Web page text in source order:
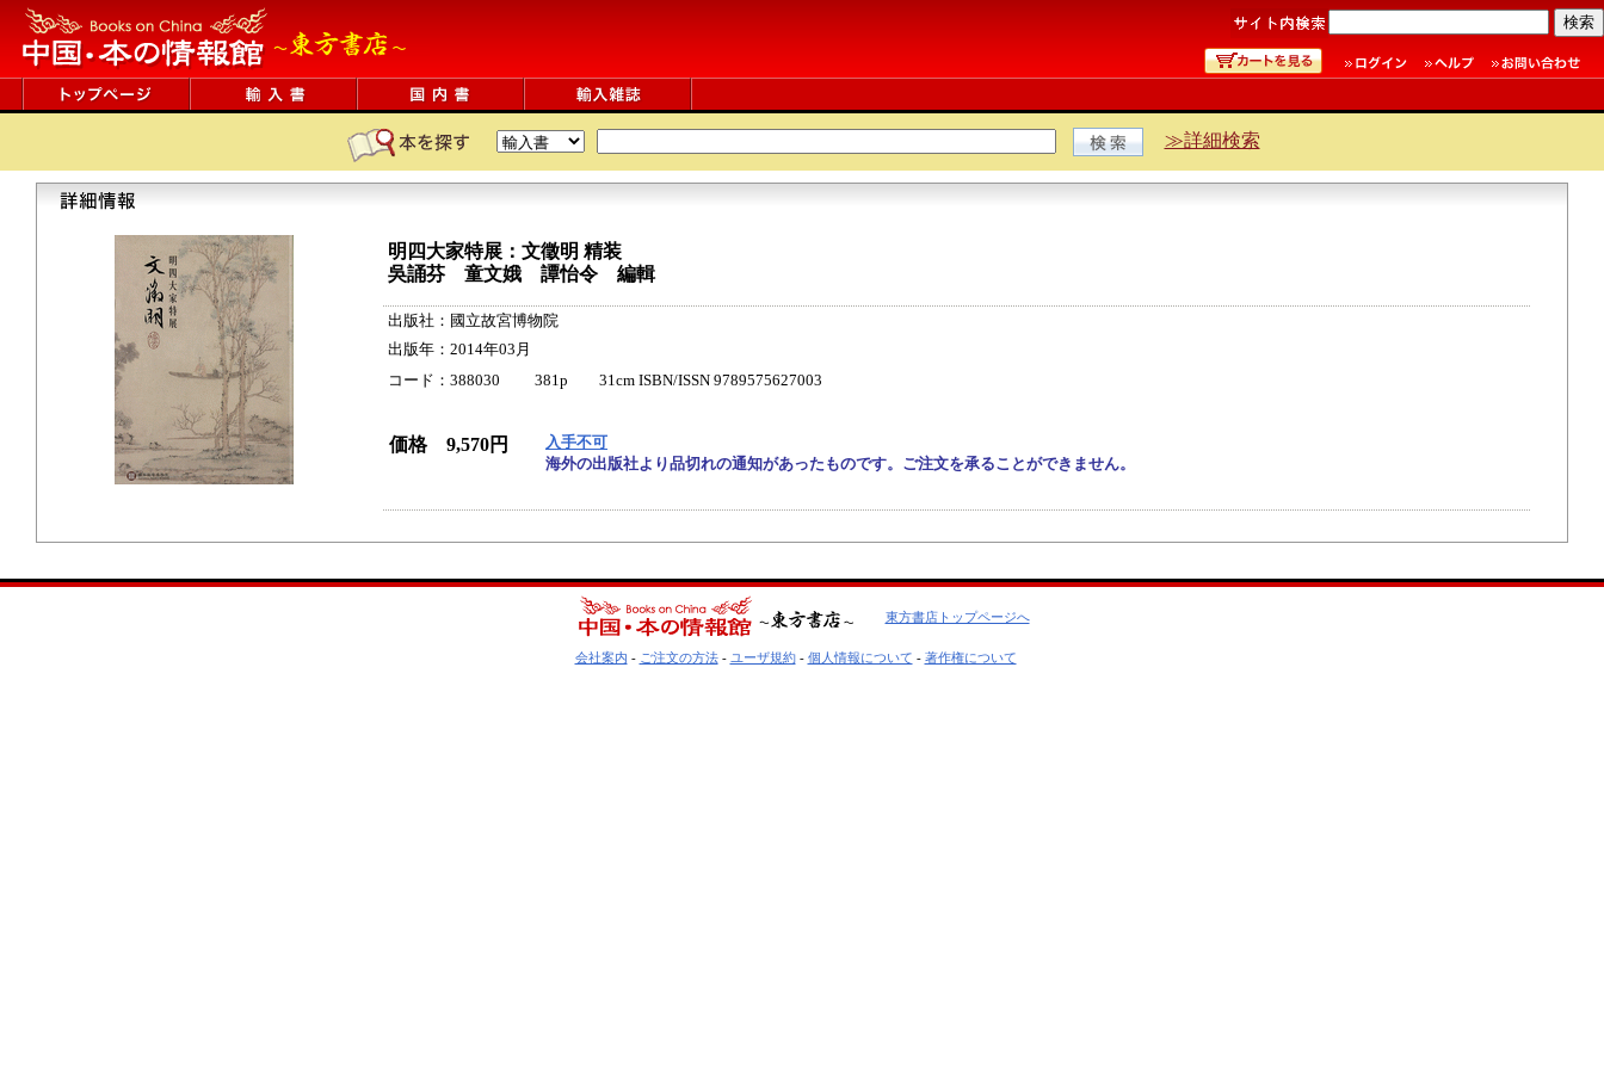
≫詳細検索
明四大家特展：文徵明 精装
吳誦芬 童文娥 譚怡令 編輯
出版社：國立故宮博物院
出版年：2014年03月
コード：388030 381p 31cm ISBN/ISSN 9789575627003
価格 9,570円
入手不可
海外の出版社より品切れの通知があったものです。ご注文を承ることができません。
東方書店トップページへ
会社案内 - ご注文の方法- ユーザ規約- 個人情報について - 著作権について